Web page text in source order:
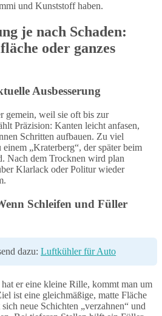
und Kunststoff haben.
je nach Schaden:
oder ganzes
Ausbesserung
gemein, weil sie oft bis zur
Präzision: Kanten leicht anfasen,
Schritten aufbauen. Zu viel
„Kraterberg“, der später beim
Nach dem Trocknen wird plan
Klarlack oder Politur wieder
Schleifen und Füller
dazu: Luftkühler für Auto
er eine kleine Rille, kommt man um
ist eine gleichmäßige, matte Fläche
neue Schichten „verzahnen“ und